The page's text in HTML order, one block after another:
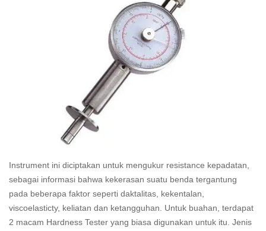
Instrument ini diciptakan untuk mengukur resistance kepadatan,
sebagai informasi bahwa kekerasan suatu benda tergantung
pada beberapa faktor seperti daktalitas, kekentalan,
viscoelasticty, keliatan dan ketangguhan. Untuk buahan, terdapat
2 macam Hardness Tester yang biasa digunakan untuk itu. Jenis